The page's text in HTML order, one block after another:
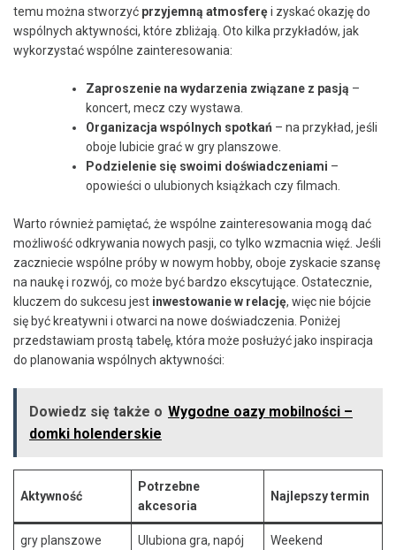
temu można stworzyć​ przyjemną atmosferęi zyskać ‍okazję⁢ do
wspólnych aktywności,‍ które ⁣zbliżają.⁤ Oto kilka ⁤przykładów, jak
wykorzystać wspólne zainteresowania:
Zaproszenie ⁣na wydarzenia związane z⁣ pasją –
koncert,⁢ mecz czy wystawa.
Organizacja wspólnych spotkań – na przykład, ​jeśli
oboje lubicie‍ grać w gry planszowe.
Podzielenie się swoimi doświadczeniami –
opowieści ⁢o ​ulubionych książkach czy filmach.
Warto również pamiętać, że ⁢wspólne ​zainteresowania mogą dać​
możliwość odkrywania nowych⁣ pasji, co tylko⁣ wzmacnia⁤ więź.⁣ Jeśli⁢
zaczniecie wspólne próby w nowym hobby, oboje ⁤zyskacie‍ szansę
na naukę i ‌rozwój, co może być bardzo ekscytujące. ‍Ostatecznie,
kluczem do sukcesu jest inwestowanie w relację, więc nie bójcie​
się być⁢ kreatywni i otwarci ​na ‍nowe doświadczenia. ‌Poniżej
⁢przedstawiam prostą tabelę, która może posłużyć jako inspiracja
‌do ⁢planowania wspólnych aktywności:
Dowiedz się także o Wygodne oazy mobilności –
domki holenderskie
Aktywność
Potrzebne
akcesoria
Najlepszy‌ termin
gry planszowe Ulubiona gra, ⁢napój Weekend